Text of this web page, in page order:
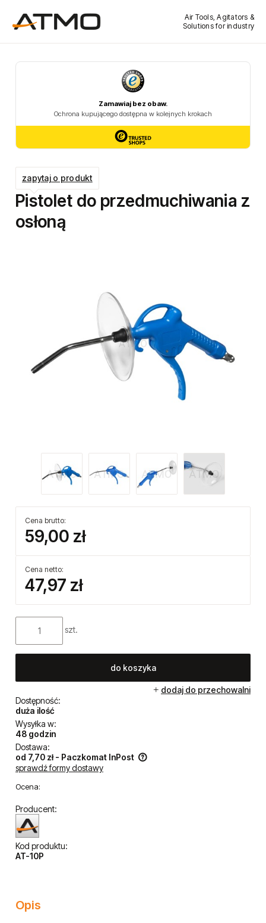
Air Tools, Agitators &
Solutions for industry
Pistolet do przedmuchiwania z
osłoną
Cena brutto:
59,00 zł
Cena netto:
47,97 zł
szt.
do koszyka
dodaj do przechowalni
Dostępność:
duża ilość
Wysyłka w:
48 godzin
Dostawa:
od 7,70 zł - Paczkomat InPost
Cena nie zawiera ewentualnych kosztów płatności
sprawdź formy dostawy
Ocena:
Producent:
Kod produktu:
AT-10P
zapytaj o produkt
Opis